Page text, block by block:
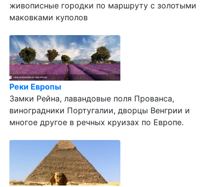
живописные городки по маршруту с золотыми
маковками куполов
Реки Европы
Замки Рейна, лавандовые поля Прованса,
виноградники Португалии, дворцы Венгрии и
многое другое в речных круизах по Европе.